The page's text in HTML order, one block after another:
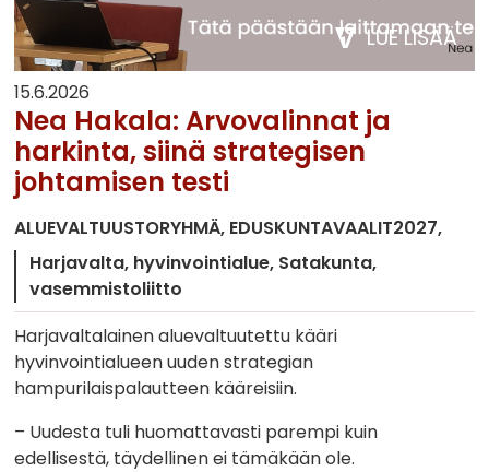
LUE LISÄÄ
15.6.2026
Nea Hakala: Arvovalinnat ja
harkinta, siinä strategisen
johtamisen testi
ALUEVALTUUSTORYHMÄ EDUSKUNTAVAALIT2027
Harjavalta hyvinvointialue Satakunta
vasemmistoliitto
Harjavaltalainen aluevaltuutettu kääri
hyvinvointialueen uuden strategian
hampurilaispalautteen kääreisiin.
– Uudesta tuli huomattavasti parempi kuin
edellisestä, täydellinen ei tämäkään ole.